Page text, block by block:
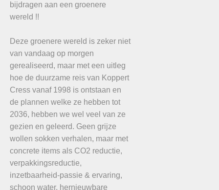
bijdragen aan een groenere
wereld !!
Deze groenere wereld is zeker niet
van vandaag op morgen
gerealiseerd, maar met een uitleg
hoe de duurzame reis van Koppert
Cress vanaf 1998 is ontstaan en
de plannen welke ze hebben tot
2036, hebben we wel veel van ze
gezien en geleerd. Geen grijze
wollen sokken verhalen, maar met
concrete items als CO2 reductie,
verpakkingsreductie,
inzetbaarheid-passie & ervaring,
schoon water, hernieuwbare